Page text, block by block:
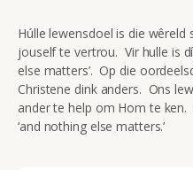
Húlle lewensdoel is die wêreld
jouself te vertrou. Vir hulle is
else matters’. Op die
Christene dink anders. Ons
ander te help om Hom te
‘and nothing else matters.’